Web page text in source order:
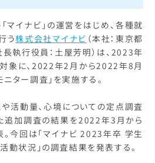
マイナビ」の運営をはじめ、各種就
う株式会社マイナビ （本社：東京都
執行役員：土屋芳明）は、2023年
象に、2022年2月から2022年8月
ター調査」を実施する。
活動量、心境についての定点調査
追加調査の結果を2022年3月から
今回は「マイナビ 2023年卒 学生
動状況」の調査結果を発表する。